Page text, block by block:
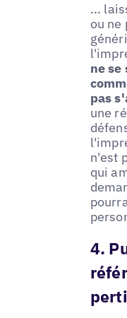
...
ou ne
ne se
pas
une
n'est
qui
4.